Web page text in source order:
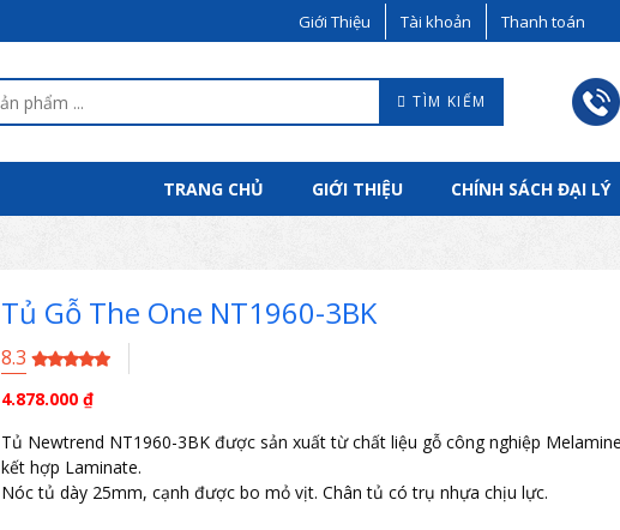
Giới Thiệu Tài khoản Thanh toán
TÌM KIẾM
TRANG CHỦ GIỚI THIỆU CHÍNH SÁCH ĐẠI LÝ
Tủ Gỗ The One NT1960-3BK
8.3
4.878.000₫
Tủ Newtrend NT1960-3BK được sản xuất từ chất liệu gỗ công nghiệp Melamine
kết hợp Laminate.
Nóc tủ dày 25mm, cạnh được bo mỏ vịt. Chân tủ có trụ nhựa chịu lực.